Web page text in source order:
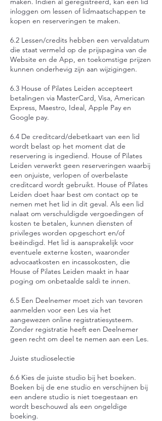
inloggen om lessen of lidmaatschappen te
kopen en reserveringen te maken.
6.2 Lessen/credits hebben een vervaldatum
die staat vermeld op de prijspagina van de
Website en de App, en toekomstige prijzen
kunnen onderhevig zijn aan wijzigingen.
6.3 House of Pilates Leiden accepteert
betalingen via MasterCard, Visa, American
Express, Maestro, Ideal, Apple Pay en
Google pay.
6.4 De creditcard/debetkaart van een lid
wordt belast op het moment dat de
reservering is ingediend. House of Pilates
Leiden verwerkt geen reserveringen waarbij
een onjuiste, verlopen of overbelaste
creditcard wordt gebruikt. House of Pilates
Leiden doet haar best om contact op te
nemen met het lid in dit geval. Als een lid
nalaat om verschuldigde vergoedingen of
kosten te betalen, kunnen diensten of
privileges worden opgeschort en/of
beëindigd. Het lid is aansprakelijk voor
eventuele externe kosten, waaronder
advocaatkosten en incassokosten, die
House of Pilates Leiden maakt in haar
poging om onbetaalde saldi te innen.
6.5 Een Deelnemer moet zich van tevoren
aanmelden voor een Les via het
aangewezen online registratiesysteem.
Zonder registratie heeft een Deelnemer
geen recht om deel te nemen aan een Les.
Juiste studioselectie
6.6 Kies de juiste studio bij het boeken.
Boeken bij de ene studio en verschijnen bij
een andere studio is niet toegestaan en
wordt beschouwd als een ongeldige
boeking.